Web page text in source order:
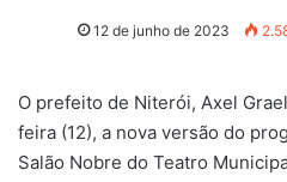
12 de junho de 2023
O prefeito de Niterói, Axel
feira (12), a nova versão do
Salão Nobre do Teatro